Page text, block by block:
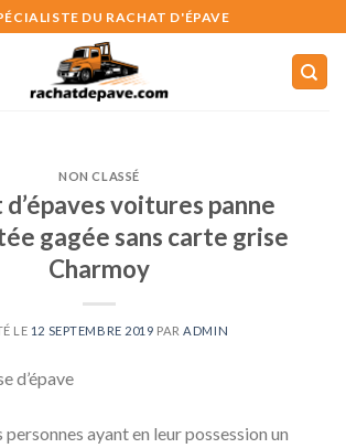
DU RACHAT D'ÉPAVE
NON CLASSÉ
d’épaves voitures panne
gagée sans carte grise
Charmoy
LE 12 SEPTEMBRE 2019 PAR ADMIN
d’épave
ayant en leur possession un